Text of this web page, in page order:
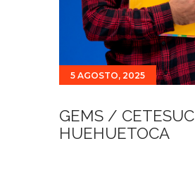
5 AGOSTO, 2025
GEMS / CETESUC
HUEHUETOCA